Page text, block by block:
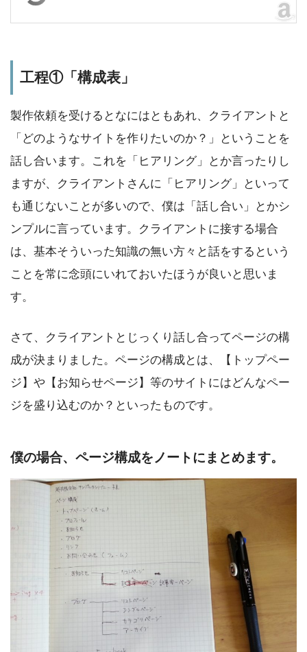
工程①「構成表」
製作依頼を受けるとなにはともあれ、クライアントと
「どのようなサイトを作りたいのか？」ということを
話し合います。これを「ヒアリング」とか言ったりし
ますが、クライアントさんに「ヒアリング」といって
も通じないことが多いので、僕は「話し合い」とかシ
ンプルに言っています。クライアントに接する場合
は、基本そういった知識の無い方々と話をするという
ことを常に念頭にいれておいたほうが良いと思いま
す。
さて、クライアントとじっくり話し合ってページの構
成が決まりました。ページの構成とは、【トップペー
ジ】や【お知らせページ】等のサイトにはどんなペー
ジを盛り込むのか？といったものです。
僕の場合、ページ構成をノートにまとめます。